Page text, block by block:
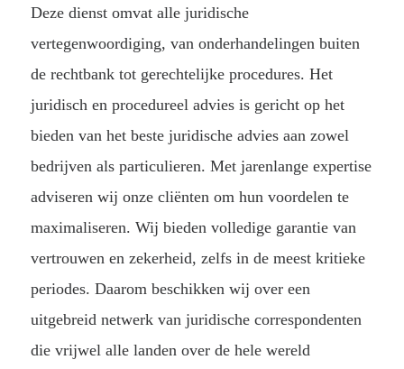
Deze dienst omvat alle juridische
vertegenwoordiging, van onderhandelingen buiten
de rechtbank tot gerechtelijke procedures. Het
juridisch en procedureel advies is gericht op het
bieden van het beste juridische advies aan zowel
bedrijven als particulieren. Met jarenlange expertise
adviseren wij onze cliënten om hun voordelen te
maximaliseren. Wij bieden volledige garantie van
vertrouwen en zekerheid, zelfs in de meest kritieke
periodes. Daarom beschikken wij over een
uitgebreid netwerk van juridische correspondenten
die vrijwel alle landen over de hele wereld